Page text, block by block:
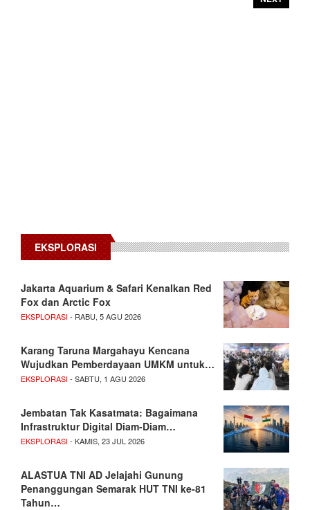
EKSPLORASI
Jakarta Aquarium & Safari Kenalkan Red
Fox dan Arctic Fox
EKSPLORASI- RABU, 5 AGU 2026
Karang Taruna Margahayu Kencana
Wujudkan Pemberdayaan UMKM untuk…
EKSPLORASI- SABTU, 1 AGU 2026
Jembatan Tak Kasatmata: Bagaimana
Infrastruktur Digital Diam-Diam…
EKSPLORASI- KAMIS, 23 JUL 2026
ALASTUA TNI AD Jelajahi Gunung
Penanggungan Semarak HUT TNI ke-81
Tahun…